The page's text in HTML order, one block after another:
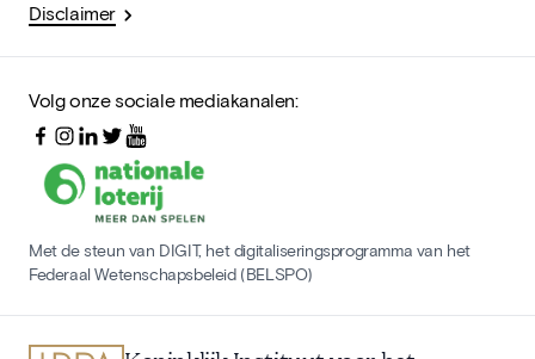
Disclaimer
Volg onze sociale mediakanalen:
Met de steun van DIGIT, het digitaliseringsprogramma van het
Federaal Wetenschapsbeleid (BELSPO)